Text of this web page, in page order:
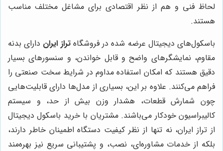
لحاظ فنی و هم از نظر اقتصادی برای مشاغل مختلف مناسب
هستند.
باسکول‌های دیجیتال عرضه شده در فروشگاهتراز ایران دارای بدنه
مقاوم، نمایشگرهای واضح و قابل خواندن، و سنسورهای بسیار
دقیق هستند که امکان استفاده مداوم در شرایط سخت صنعتی را
فراهم می‌کنند. علاوه بر این، بسیاری از مدل‌ها دارای قابلیت‌هایی
چون شمارش قطعات، هشدار وزن بیش از حد، و سیستم
کالیبراسیون خودکار می‌باشند. مشتریان با خرید باسکول دیجیتال
از تراز ایران، نه تنها از نظر کیفیت دستگاه اطمینان خاطر دارند،
بلکه از خدمات مشاوره‌ای، نصب، و پشتیبانی سریع نیز بهره‌مند